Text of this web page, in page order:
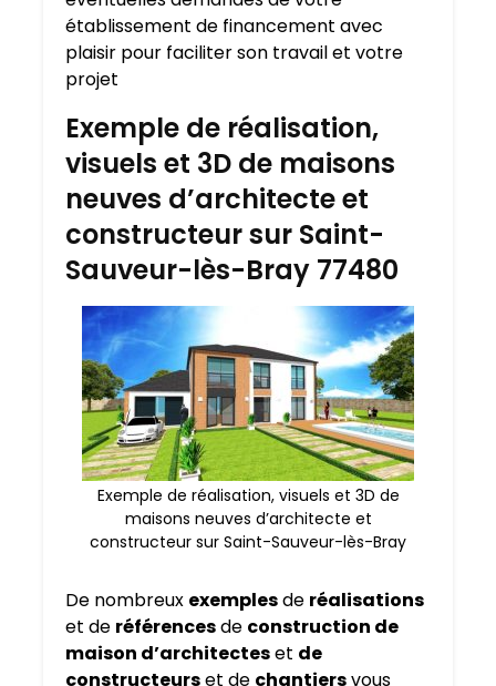
établissement de financement avec
plaisir pour faciliter son travail et votre
projet
Exemple de réalisation,
visuels et 3D de maisons
neuves d’architecte et
constructeur sur Saint-
Sauveur-lès-Bray 77480
Exemple de réalisation, visuels et 3D de
maisons neuves d’architecte et
constructeur sur Saint-Sauveur-lès-Bray
De nombreux exemplesde réalisations
et de référencesde construction de
maison d’architecteset de
constructeurset de chantiersvous